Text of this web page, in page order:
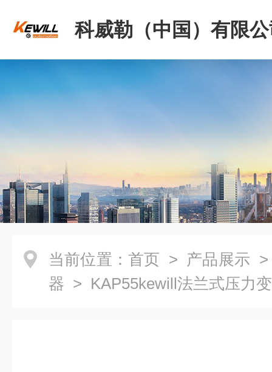
科威勒（中国）有限
当前位置： 首页 > 产品展示
器 > KAP55kewill法兰式压力